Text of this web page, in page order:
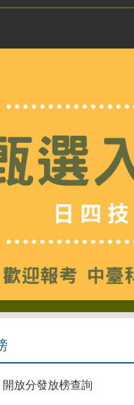
放分發放榜查詢